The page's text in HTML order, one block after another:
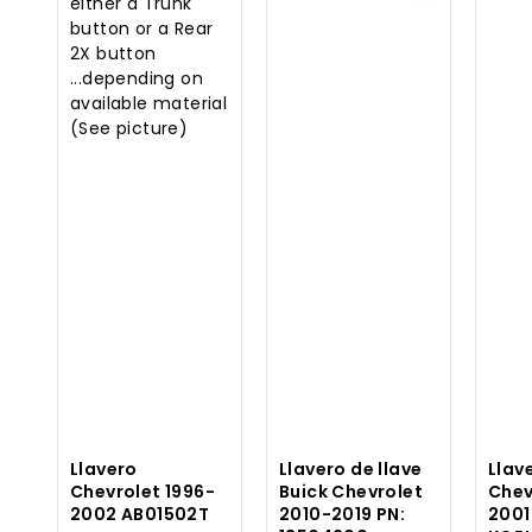
Llavero
Chevrolet 1996-
2002 AB01502T
Llavero de llave
Buick Chevrolet
2010-2019 PN: